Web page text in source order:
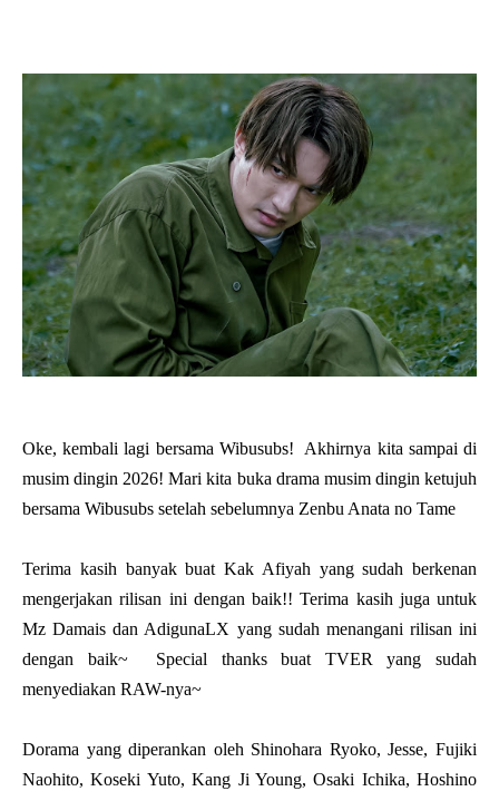
Oke, kembali lagi bersama Wibusubs! Akhirnya kita sampai di
musim dingin 2026! Mari kita buka drama musim dingin ketujuh
bersama Wibusubs setelah sebelumnya Zenbu Anata no Tame
Terima kasih banyak buat Kak Afiyah yang sudah berkenan
mengerjakan rilisan ini dengan baik!! Terima kasih juga untuk
Mz Damais dan AdigunaLX yang sudah menangani rilisan ini
dengan baik~ Special thanks buat TVER yang sudah
menyediakan RAW-nya~
Dorama yang diperankan oleh Shinohara Ryoko, Jesse, Fujiki
Naohito, Koseki Yuto, Kang Ji Young, Osaki Ichika, Hoshino